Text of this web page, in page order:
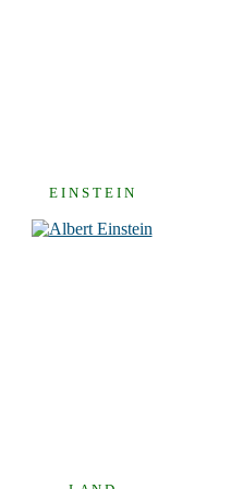
E I N S T E I N